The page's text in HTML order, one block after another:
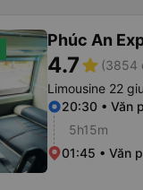
Phúc An
4.7star (3854
Limousine 22
20:30 • Văn
5h15m
01:45 • Văn